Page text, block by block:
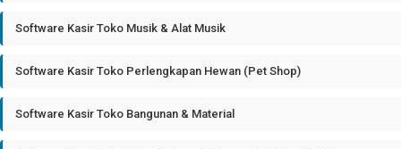
Software Kasir Toko Musik & Alat Musik
Software Kasir Toko Perlengkapan Hewan (Pet Shop)
Software Kasir Toko Bangunan & Material